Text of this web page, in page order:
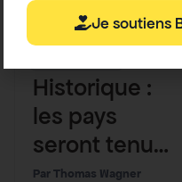
Climat-biodiversité
Historique :
les pays
seront tenus
juridiquemen
Thomas Wagner
Je soutiens